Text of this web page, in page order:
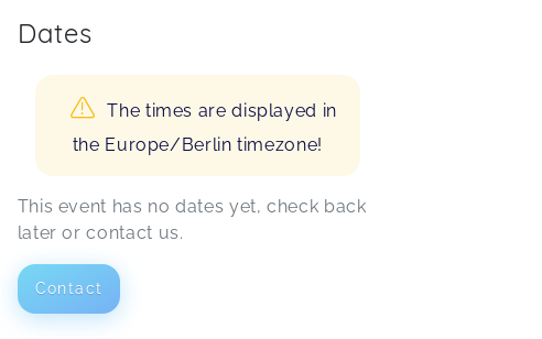
Dates
The times are displayed in
the Europe/Berlin timezone!
This event has no dates yet, check back
later or contact us.
Contact